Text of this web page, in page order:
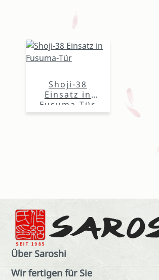
Shoji-38
Einsatz in
Fusuma-Tür
Über Saroshi
Wir fertigen für Sie